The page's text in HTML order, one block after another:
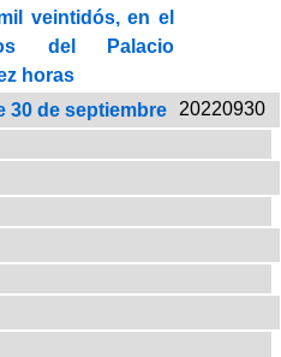
veintidós, en el
del Palacio
horas
30 de septiembre
20220930